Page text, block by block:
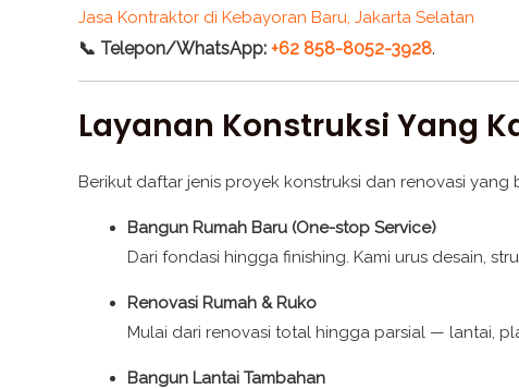
Jasa Kontraktor di Kebayoran Baru, Jakarta Selatan
📞 Telepon/WhatsApp: +62 858-8052-3928.
Layanan Konstruksi Yang
Berikut daftar jenis proyek konstruksi dan renovasi
Bangun Rumah Baru (One-stop Service)
Dari fondasi hingga finishing. Kami urus desain,
Renovasi Rumah & Ruko
Mulai dari renovasi total hingga parsial — lantai,
Bangun Lantai Tambahan